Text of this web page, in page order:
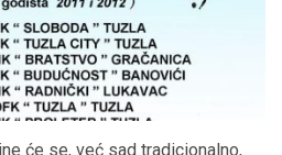
će se, već sad tradicionalno,